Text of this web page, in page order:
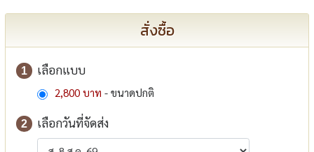
สั่งซื้อ
1 เลือกแบบ
2,800 บาท - ขนาดปกติ
2 เลือกวันที่จัดส่ง